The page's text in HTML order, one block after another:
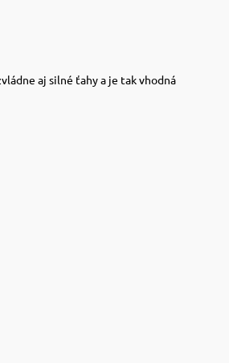
aj silné ťahy a je tak vhodná